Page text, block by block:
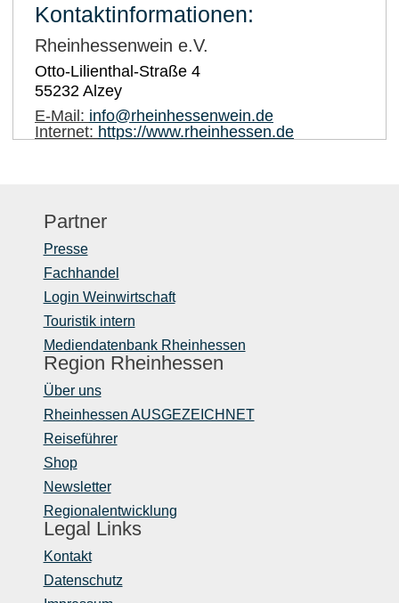
Kontaktinformationen:
Rheinhessenwein e.V.
Otto-Lilienthal-Straße 4
55232 Alzey
E-Mail: info@rheinhessenwein.de
Internet: https://www.rheinhessen.de
Partner
Presse
Fachhandel
Login Weinwirtschaft
Touristik intern
Mediendatenbank Rheinhessen
Region Rheinhessen
Über uns
Rheinhessen AUSGEZEICHNET
Reiseführer
Shop
Newsletter
Regionalentwicklung
Legal Links
Kontakt
Datenschutz